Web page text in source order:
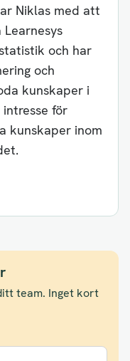
Niklas med att
och har
och
kunskaper i
för
kunskaper inom
team. Inget kort